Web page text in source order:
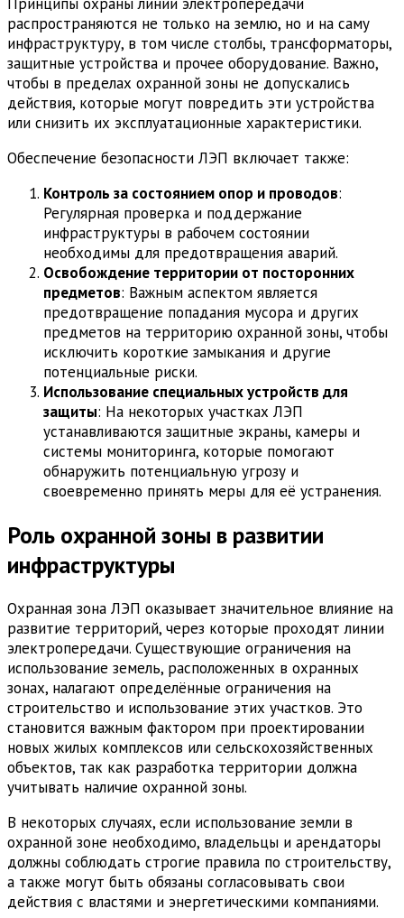
распространяются не только на землю, но и на саму
инфраструктуру, в том числе столбы, трансформаторы,
защитные устройства и прочее оборудование. Важно,
чтобы в пределах охранной зоны не допускались
действия, которые могут повредить эти устройства
или снизить их эксплуатационные характеристики.
Обеспечение безопасности ЛЭП включает также:
Контроль за состоянием опор и проводов:
Регулярная проверка и поддержание
инфраструктуры в рабочем состоянии
необходимы для предотвращения аварий.
Освобождение территории от посторонних
предметов: Важным аспектом является
предотвращение попадания мусора и других
предметов на территорию охранной зоны, чтобы
исключить короткие замыкания и другие
потенциальные риски.
Использование специальных устройств для
защиты: На некоторых участках ЛЭП
устанавливаются защитные экраны, камеры и
системы мониторинга, которые помогают
обнаружить потенциальную угрозу и
своевременно принять меры для её устранения.
Роль охранной зоны в развитии
инфраструктуры
Охранная зона ЛЭП оказывает значительное влияние на
развитие территорий, через которые проходят линии
электропередачи. Существующие ограничения на
использование земель, расположенных в охранных
зонах, налагают определённые ограничения на
строительство и использование этих участков. Это
становится важным фактором при проектировании
новых жилых комплексов или сельскохозяйственных
объектов, так как разработка территории должна
учитывать наличие охранной зоны.
В некоторых случаях, если использование земли в
охранной зоне необходимо, владельцы и арендаторы
должны соблюдать строгие правила по строительству,
а также могут быть обязаны согласовывать свои
действия с властями и энергетическими компаниями.